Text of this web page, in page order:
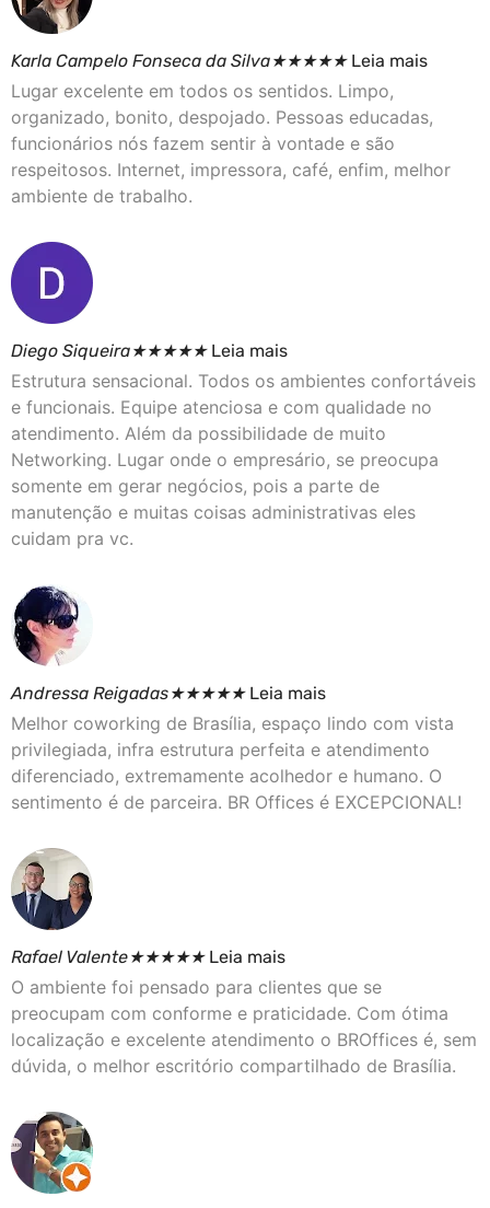
Karla Campelo Fonseca da Silva★★★★★Leia mais
Lugar excelente em todos os sentidos. Limpo,
organizado, bonito, despojado. Pessoas educadas,
funcionários nós fazem sentir à vontade e são
respeitosos. Internet, impressora, café, enfim, melhor
ambiente de trabalho.
Diego Siqueira★★★★★Leia mais
Estrutura sensacional. Todos os ambientes confortáveis
e funcionais. Equipe atenciosa e com qualidade no
atendimento. Além da possibilidade de muito
Networking. Lugar onde o empresário, se preocupa
somente em gerar negócios, pois a parte de
manutenção e muitas coisas administrativas eles
cuidam pra vc.
Andressa Reigadas★★★★★Leia mais
Melhor coworking de Brasília, espaço lindo com vista
privilegiada, infra estrutura perfeita e atendimento
diferenciado, extremamente acolhedor e humano. O
sentimento é de parceira. BR Offices é EXCEPCIONAL!
Rafael Valente★★★★★Leia mais
O ambiente foi pensado para clientes que se
preocupam com conforme e praticidade. Com ótima
localização e excelente atendimento o BROffices é, sem
dúvida, o melhor escritório compartilhado de Brasília.